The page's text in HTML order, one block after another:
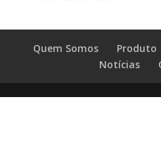
Quem Somos Produto
Notícias